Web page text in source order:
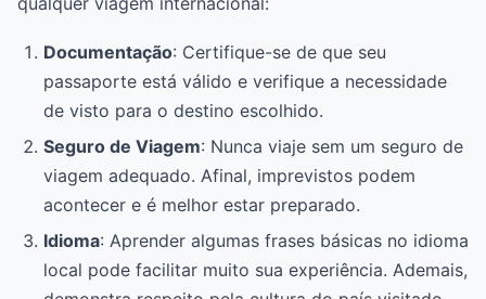
Documentação: Certifique-se de que seu
passaporte está válido e verifique a necessidade
de visto para o destino escolhido.
Seguro de Viagem: Nunca viaje sem um seguro de
viagem adequado. Afinal, imprevistos podem
acontecer e é melhor estar preparado.
Idioma: Aprender algumas frases básicas no idioma
local pode facilitar muito sua experiência. Ademais,